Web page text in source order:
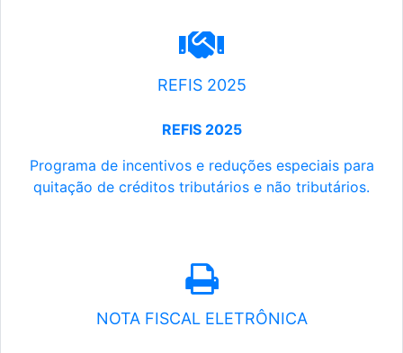
REFIS 2025
REFIS 2025
Programa de incentivos e reduções especiais para
quitação de créditos tributários e não tributários.
NOTA FISCAL ELETRÔNICA